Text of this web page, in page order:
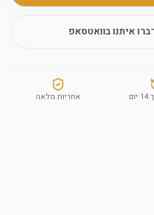
איתנו בוואטסאפ
אחריות מלאה